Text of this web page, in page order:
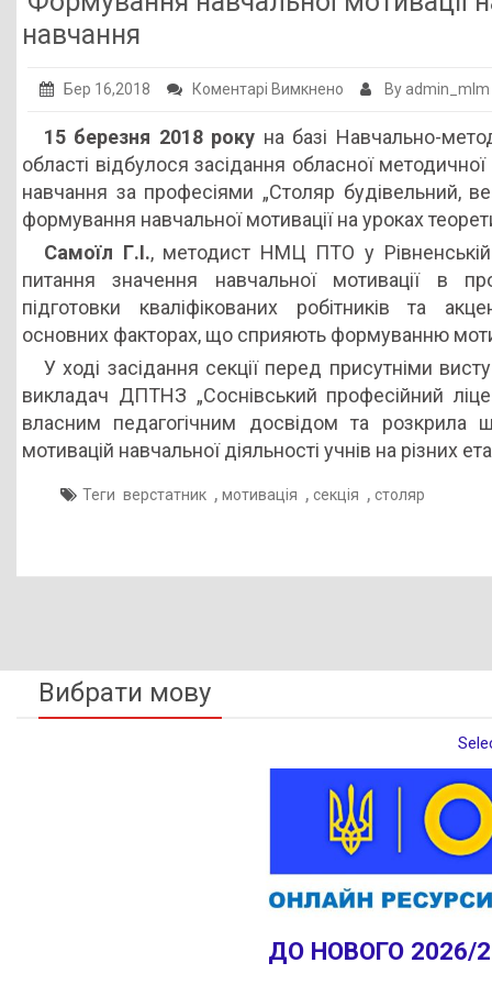
Публічна інформація
Галерея
НМЦ ПТО України
навчання
Бер 16,2018 Коментарі Вимкнено до
навчальної
мотивації
на
уроках
теоретичного
та
практичного
навчання
By admin_mlm
15 березня 2018 року на базі Навчально-
області відбулося засідання обласної
навчання за професіями „Столяр будівельний,
формування навчальної мотивації на уроках
Самоїл Г.І., методист НМЦ ПТО у Рівненській
питання значення навчальної мотивації в
підготовки кваліфікованих робітників та
основних факторах, що сприяють формуванню
У ході засідання секції перед присутніми
викладач ДПТНЗ „Соснівський професійний
власним педагогічним досвідом та розкрила
мотивацій навчальної діяльності учнів на різних
Теги верстатник , мотивація , секція , столяр
Вибрати мову
ДО НОВОГО 2026/